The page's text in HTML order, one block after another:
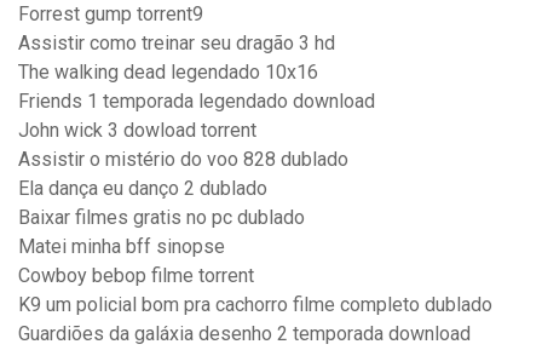
Forrest gump torrent9
Assistir como treinar seu dragão 3 hd
The walking dead legendado 10x16
Friends 1 temporada legendado download
John wick 3 dowload torrent
Assistir o mistério do voo 828 dublado
Ela dança eu danço 2 dublado
Baixar filmes gratis no pc dublado
Matei minha bff sinopse
Cowboy bebop filme torrent
K9 um policial bom pra cachorro filme completo dublado
Guardiões da galáxia desenho 2 temporada download